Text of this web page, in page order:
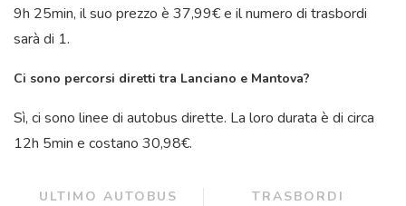
9h 25min, il suo prezzo è 37,99€ e il numero di trasbordi
sarà di 1.
Ci sono percorsi diretti tra Lanciano e Mantova?
Sì, ci sono linee di autobus dirette. La loro durata è di circa
12h 5min e costano 30,98€.
ULTIMO AUTOBUS TRASBORDI